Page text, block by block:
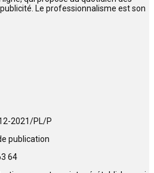
Le professionnalisme est son
2021/PL/P
publication
64